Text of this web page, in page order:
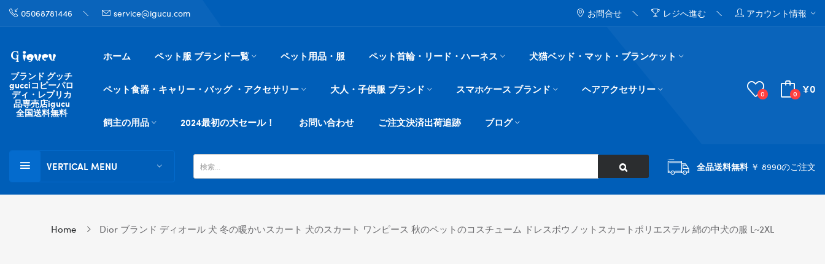
05068781446 service@igucu.com お問合せ レジへ進む アカウント情報
ブランド グッチ
gucciコピーパロ
ディ・レプリカ
品専売店igucu
全国送料無料
ホーム ペット服 ブランド一覧 ペット用品・服 ペット首輪・リード・ハーネス 犬猫ベッド・マット・ブランケット
ペット食器・キャリー・バッグ ・アクセサリー 大人・子供服 ブランド スマホケース ブランド ヘアアクセサリー
飼主の用品 2024最初の大セール！ お問い合わせ ご注文決済出荷追跡 ブログ
0 0 ¥0
VERTICAL MENU 全品送料無料￥ 8990のご注文
Home Dior ブランド ディオール 犬 冬の暖かいスカート 犬のスカート ワンピース 秋のペットのコスチューム ドレスボウノットスカートポリエステル 綿の中犬の服 L~2XL